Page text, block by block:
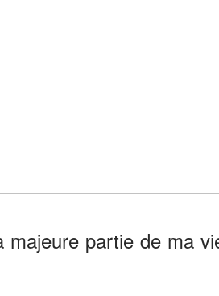
majeure partie de ma